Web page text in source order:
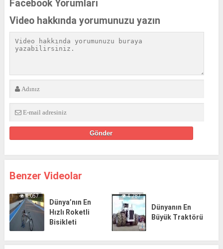
Facebook Yorumları
Video hakkında yorumunuzu yazın
Benzer Videolar
4.057
Dünya’nın En
Hızlı Roketli
Bisikleti
4.787
Dünyanın En
Büyük Traktörü